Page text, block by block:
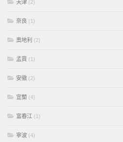
天津 (2)
奈良 (1)
奧地利 (2)
孟買 (1)
安徽 (2)
宜蘭 (4)
富春江 (1)
寧波 (4)